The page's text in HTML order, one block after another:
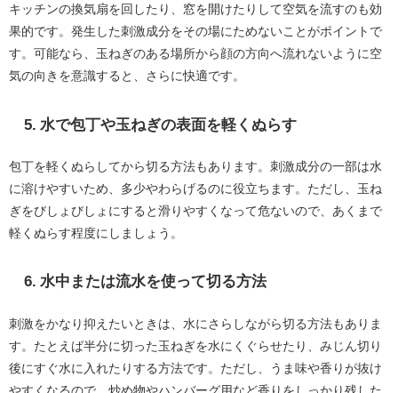
キッチンの換気扇を回したり、窓を開けたりして空気を流すのも効
果的です。発生した刺激成分をその場にためないことがポイントで
す。可能なら、玉ねぎのある場所から顔の方向へ流れないように空
気の向きを意識すると、さらに快適です。
5. 水で包丁や玉ねぎの表面を軽くぬらす
包丁を軽くぬらしてから切る方法もあります。刺激成分の一部は水
に溶けやすいため、多少やわらげるのに役立ちます。ただし、玉ね
ぎをびしょびしょにすると滑りやすくなって危ないので、あくまで
軽くぬらす程度にしましょう。
6. 水中または流水を使って切る方法
刺激をかなり抑えたいときは、水にさらしながら切る方法もありま
す。たとえば半分に切った玉ねぎを水にくぐらせたり、みじん切り
後にすぐ水に入れたりする方法です。ただし、うま味や香りが抜け
やすくなるので、炒め物やハンバーグ用など香りをしっかり残した